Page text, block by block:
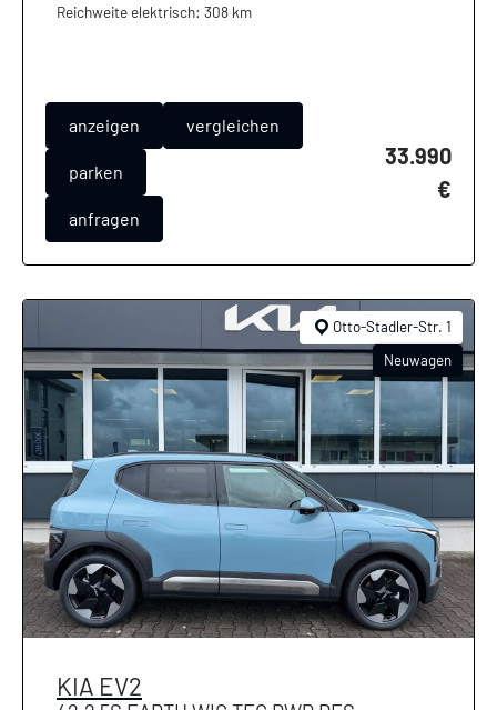
Reichweite elektrisch: 308 km
anzeigen vergleichen
parken
anfragen
33.990
€
KIA EV2
Otto-Stadler-Str. 1
Neuwagen